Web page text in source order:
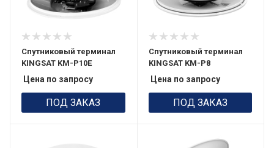
Спутниковый терминал
KINGSAT KM-P10E
Цена по запросу
ПОД ЗАКАЗ
Спутниковый терминал
KINGSAT KM-P8
Цена по запросу
ПОД ЗАКАЗ